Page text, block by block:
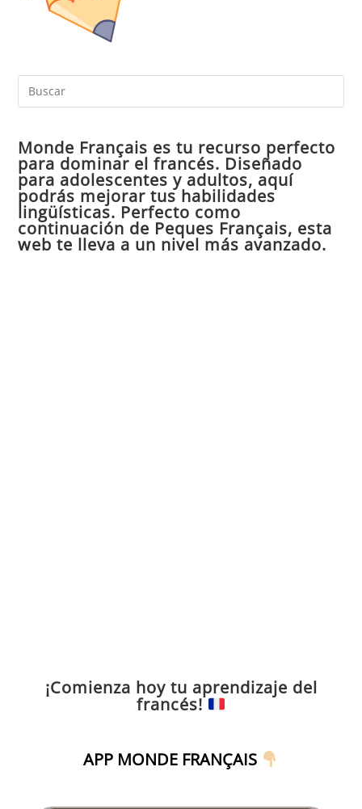
Monde Français es tu recurso perfecto
para dominar el francés. Diseñado
para adolescentes y adultos, aquí
podrás mejorar tus habilidades
lingüísticas. Perfecto como
continuación de Peques Français, esta
web te lleva a un nivel más avanzado.
¡Comienza hoy tu aprendizaje del
francés!
APP MONDE FRANÇAIS